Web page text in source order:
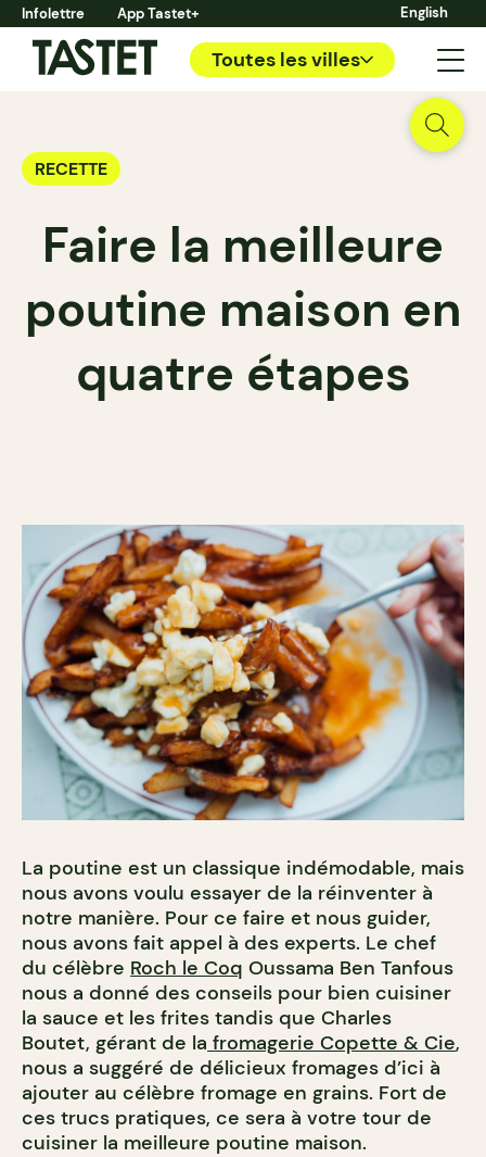
Infolettre App Tastet+ English
Toutes les villes
RECETTE
Faire la meilleure
poutine maison en
quatre étapes
La poutine est un classique indémodable, mais
nous avons voulu essayer de la réinventer à
notre manière. Pour ce faire et nous guider,
nous avons fait appel à des experts. Le chef
du célèbre Roch le Coq Oussama Ben Tanfous
nous a donné des conseils pour bien cuisiner
la sauce et les frites tandis que Charles
Boutet, gérant de la fromagerie Copette & Cie,
nous a suggéré de délicieux fromages d’ici à
ajouter au célèbre fromage en grains. Fort de
ces trucs pratiques, ce sera à votre tour de
cuisiner la meilleure poutine maison.